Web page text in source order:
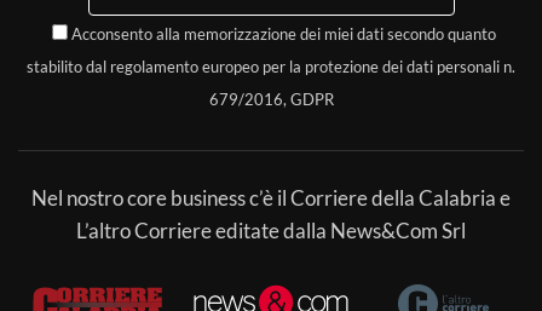
Acconsento alla memorizzazione dei miei dati secondo quanto
stabilito dal regolamento europeo per la protezione dei dati personali n.
679/2016, GDPR
Nel nostro core business c’è il Corriere della Calabria e
L’altro Corriere editate dalla News&Com Srl